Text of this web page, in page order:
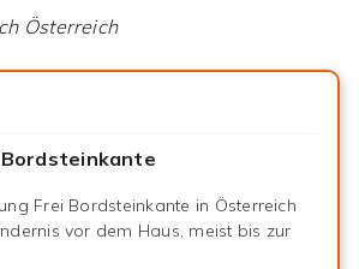
Österreich
Frei Bordsteinkante in Österreich
vor dem Haus, meist bis zur